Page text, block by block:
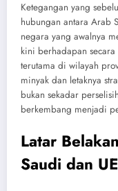
Ketegangan yang
hubungan antara Arab
negara yang awalnya
kini berhadapan
terutama di wilayah
minyak dan letaknya
bukan sekadar
berkembang menjadi
Latar
Saudi dan